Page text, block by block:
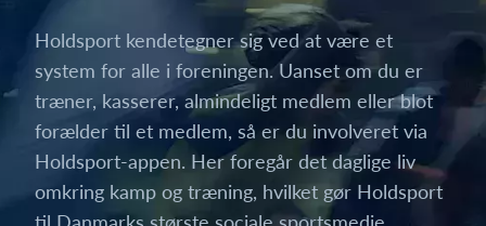
Holdsport kendetegner sig ved at være et
system for alle i foreningen. Uanset om du er
træner, kasserer, almindeligt medlem eller blot
forælder til et medlem, så er du involveret via
Holdsport-appen. Her foregår det daglige liv
omkring kamp og træning, hvilket gør Holdsport